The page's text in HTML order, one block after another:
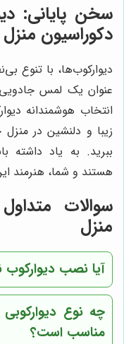
سخن پایانی:
دکوراسیون منزل
دیوارکوب‌ها، با تنوع
عنوان یک لمس جادویی
انتخاب هوشمندانه
زیبا و دلنشین در
ببرید. به یاد داشته
هستند و شما، هنرمند
سوالات
منزل
آیا نصب
چه نوع
مناسب است؟